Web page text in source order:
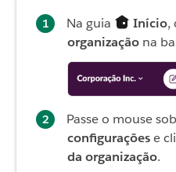
Na guia Início,
organização na
Passe o mouse
configuraçõese
da organização.